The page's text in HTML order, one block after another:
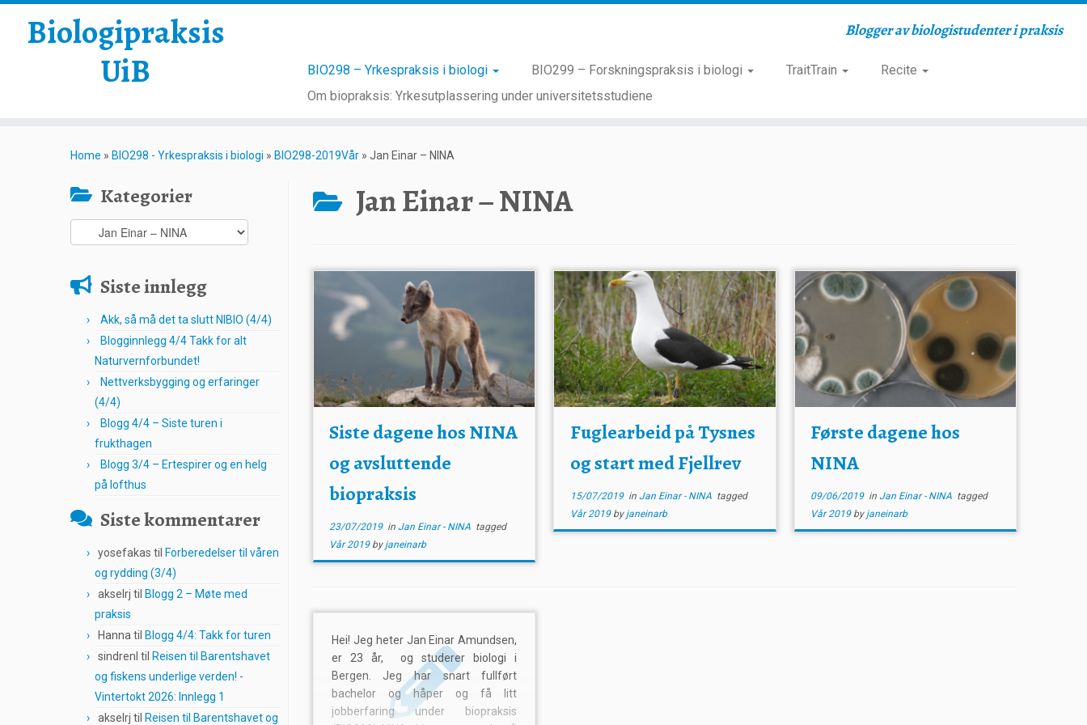
Biologipraksis
UiB
Blogger av biologistudenter i praksis
BIO298 – Yrkespraksis i biologi BIO299 – Forskningspraksis i biologi TraitTrain
Recite
Om biopraksis: Yrkesutplassering under universitetsstudiene
Home » BIO298 - Yrkespraksis i biologi » BIO298-2019Vår » Jan Einar – NINA
Kategorier
Kategorier
Siste innlegg
Akk, så må det ta slutt NIBIO (4/4)
Blogginnlegg 4/4 Takk for alt
Naturvernforbundet!
Nettverksbygging og erfaringer
(4/4)
Blogg 4/4 – Siste turen i
frukthagen
Blogg 3/4 – Ertespirer og en helg
på lofthus
Siste kommentarer
yosefakas til Forberedelser til våren
og rydding (3/4)
akselrj til Blogg 2 – Møte med
praksis
Hanna til Blogg 4/4: Takk for turen
sindrenl til Reisen til Barentshavet
og fiskens underlige verden! -
Vintertokt 2026: Innlegg 1
akselrj til Reisen til Barentshavet og
Jan Einar – NINA
Siste dagene hos NINA
og avsluttende
biopraksis
23/07/2019inJan Einar - NINA tagged
Vår 2019 by janeinarb
Fuglearbeid på Tysnes
og start med Fjellrev
15/07/2019in Jan Einar - NINA tagged
Vår 2019 by janeinarb
Første dagene hos
NINA
09/06/2019in Jan Einar - NINA tagged
Vår 2019 by janeinarb
Hei! Jeg heter Jan Einar Amundsen,
er 23 år, og studerer biologi i
Bergen. Jeg har snart fullført
bachelor og håper og få litt
jobberfaring under biopraksis